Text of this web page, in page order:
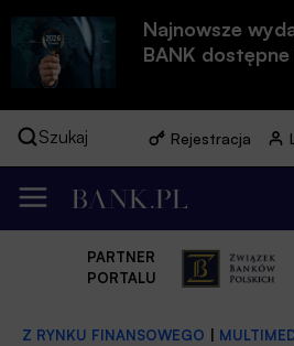
Najnowsze
BANK
Szukaj Rejestracja
PARTNER
PORTALU
Z RYNKU FINANSOWEGO